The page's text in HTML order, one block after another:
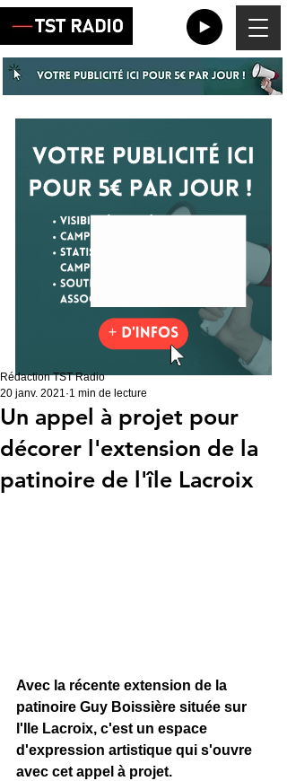
Un appel à projet pour
décorer l'extension de la
patinoire de l'île Lacroix
Rédaction TST Radio
20 janv. 2021 1 min de lecture
Avec la récente extension de la
patinoire Guy Boissière située sur
l'Ile Lacroix, c'est un espace
d'expression artistique qui s'ouvre
avec cet appel à projet.